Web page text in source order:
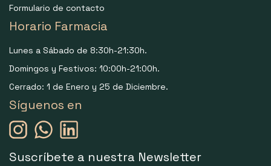
Formulario de contacto
Horario Farmacia
Lunes a Sábado de 8:30h-21:30h.
Domingos y Festivos: 10:00h-21:00h.
Cerrado: 1 de Enero y 25 de Diciembre.
Síguenos en
Suscríbete a nuestra Newsletter